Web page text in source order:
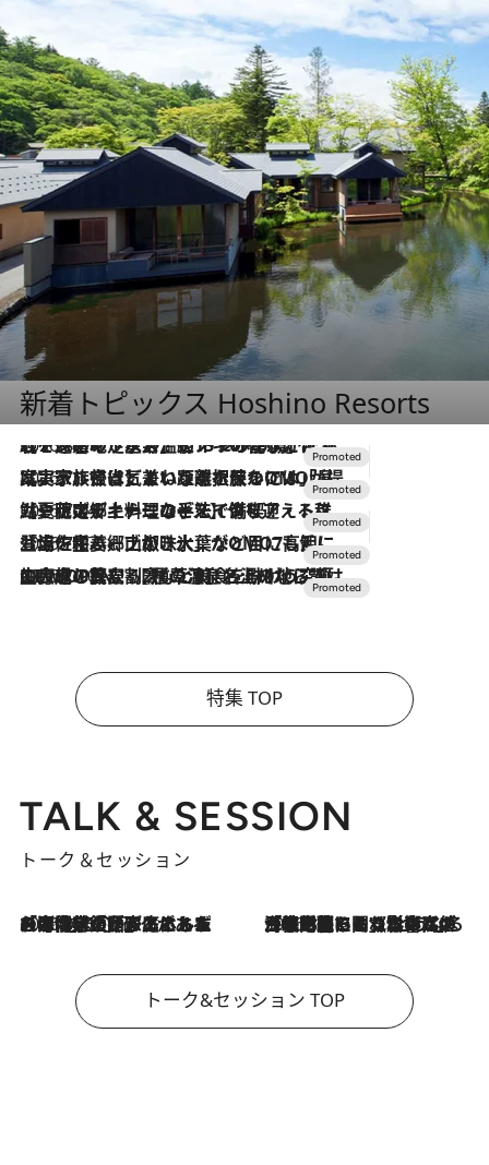
新着トピックス Hoshino Resorts
2026.8.7
【トンボの足水浴】ヒノキの香りに包まれて涼感マックス！約13℃の湧水かけ流しを避暑地「星野温泉 トンボの湯」で体験
2026.7.31
【ホテル帰省】という選択肢をOMOが提案。家族とほどよい距離を保つには「昼は実家、夜は気兼ねなくホテルで！」
2026.7.24
【夏限定ディナーコース】旬を迎える稚鮎や花ズッキーニなどをイタリア・トスカーナの郷土料理の手法で満喫！
2026.7.17
「土佐和ハーブかき氷」がOMO7高知に登場！生姜、山椒、大葉など目にも舌にも涼を呼ぶ郷土の味
2026.7.10
NEW OPEN！【界 草津】名湯の地に誕生。趣の異なる2種の温泉と上州ならではの会席・蕎麦割烹など美食を味わう究極の癒やし旅
特集 TOP
TALK & SESSION
トーク＆セッション
2026.8.3
「今後値上げがあるとすれば…」「リスクがあるのは今年の冬」エネルギー専門家が語る、ホルムズ海峡封鎖が家庭にもたらす“ある心配” 2026.8.3
「住宅建てられない…」「サーチャージ料の高値が続いている」ホルムズ海峡封鎖による影響はいつまで続く？《エネルギー専門家に聞く“どうなる日本の暮らし”》
トーク&セッション TOP